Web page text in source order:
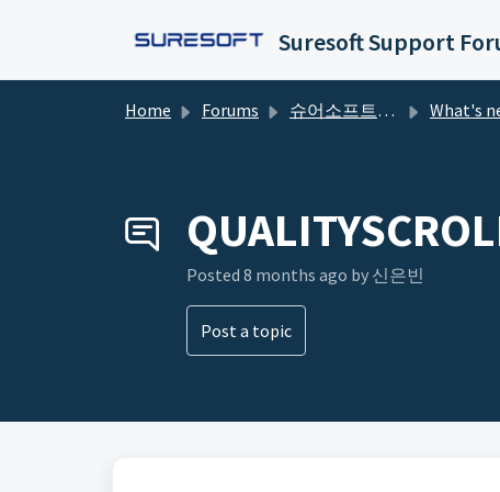
Suresoft Support
Home Forums 슈어소프트테크 포럼 What's new in Cover? - EE
Posted 8 months ago by 신은빈 ​
Post a topic